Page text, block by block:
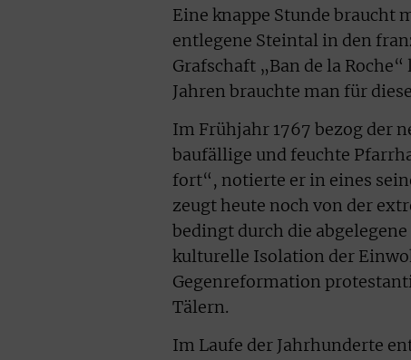
Eine knappe Stunde braucht
entlegene Steintal in den
Grafschaft „Ban de la
Jahren brauchte man für
Im Frühjahr 1767 bezog der
baufällige und feuchte
fort“, notierte er in eines
zeugt heute noch von der
bedingt durch die
kulturelle Isolation der
Gegenreformation
Tälern.
Im Laufe der Jahrhunderte